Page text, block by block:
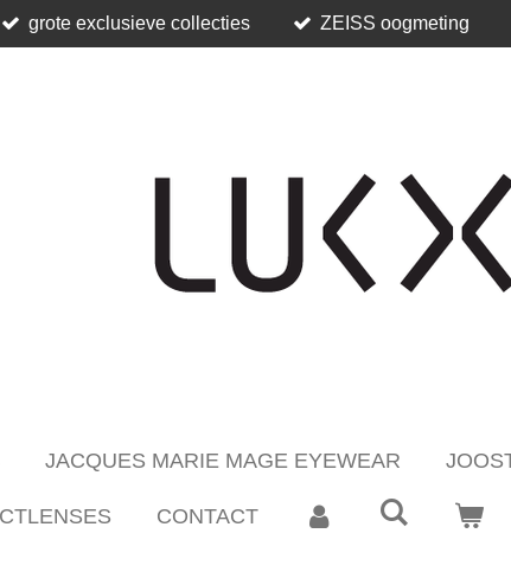
grote exclusieve collecties ZEISS oogmeting
JACQUES MARIE MAGE EYEWEAR
CONTACT